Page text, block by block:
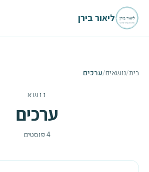
דלגו לתוכן הראשי
ליאור בירן
בית/נושאים/ערכים
נושא
ערכים
4פוסטים